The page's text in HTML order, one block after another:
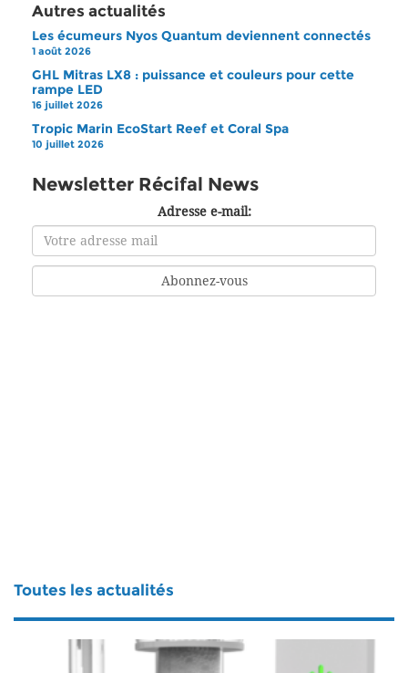
Autres actualités
Les écumeurs Nyos Quantum deviennent connectés
1 août 2026
GHL Mitras LX8 : puissance et couleurs pour cette
rampe LED
16 juillet 2026
Tropic Marin EcoStart Reef et Coral Spa
10 juillet 2026
Newsletter Récifal News
Adresse e-mail:
Toutes les actualités